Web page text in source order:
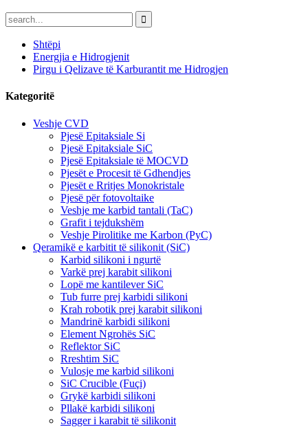
Shtëpi
Energjia e Hidrogjenit
Pirgu i Qelizave të Karburantit me Hidrogjen
Kategoritë
Veshje CVD
Pjesë Epitaksiale Si
Pjesë Epitaksiale SiC
Pjesë Epitaksiale të MOCVD
Pjesët e Procesit të Gdhendjes
Pjesët e Rritjes Monokristale
Pjesë për fotovoltaike
Veshje me karbid tantali (TaC)
Grafit i tejdukshëm
Veshje Pirolitike me Karbon (PyC)
Qeramikë e karbitit të silikonit (SiC)
Karbid silikoni i ngurtë
Varkë prej karabit silikoni
Lopë me kantilever SiC
Tub furre prej karbidi silikoni
Krah robotik prej karabit silikoni
Mandrinë karbidi silikoni
Element Ngrohës SiC
Reflektor SiC
Rreshtim SiC
Vulosje me karbid silikoni
SiC Crucible (Fuçi)
Grykë karbidi silikoni
Pllakë karbidi silikoni
Sagger i karabit të silikonit